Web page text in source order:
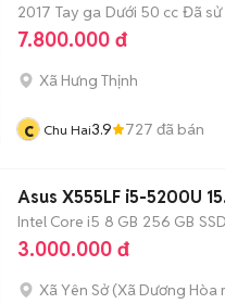
2017 Tay ga Dưới 50 cc Đã
7.800.000 đ
Xã Hưng Thịnh
c Chu Hai3.9 727 đã bán
Asus X555LF i5-5200U
Intel Core i5 8 GB 256 GB SSD
3.000.000 đ
Xã Yên Sở(Xã Dương Hòa